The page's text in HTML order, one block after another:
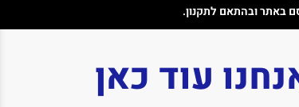
באתר ובהתאם לתקנון.
עוד כאן